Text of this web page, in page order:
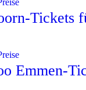
Tickets
Emmen-